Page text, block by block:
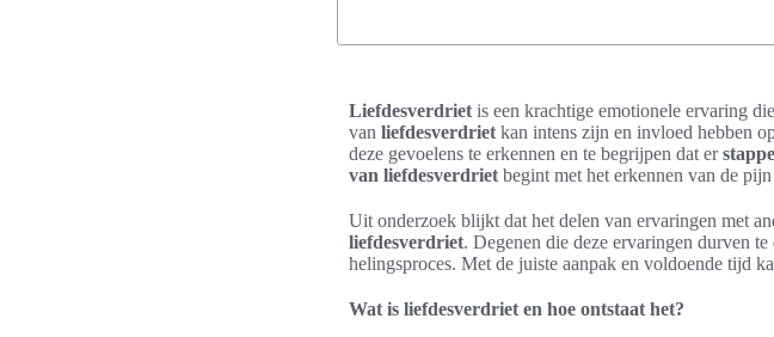
Liefdesverdriet is een krachtige emotionele ervaring
van liefdesverdriet kan intens zijn en invloed hebben
deze gevoelens te erkennen en te begrijpen dat er
van liefdesverdriet begint met het erkennen van de
Uit onderzoek blijkt dat het delen van ervaringen met
liefdesverdriet. Degenen die deze ervaringen durven
helingsproces. Met de juiste aanpak en voldoende tijd
Wat is liefdesverdriet en hoe ontstaat het?